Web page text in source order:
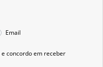
Email
e concordo em receber